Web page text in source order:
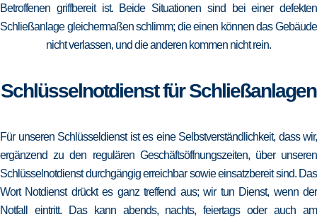
Betroffenen griffbereit ist. Beide Situationen sind bei einer defekten
Schließanlage gleichermaßen schlimm; die einen können das Gebäude
nicht verlassen, und die anderen kommen nicht rein.
Schlüsselnotdienst für Schließanlagen
Für unseren Schlüsseldienst ist es eine Selbstverständlichkeit, dass wir,
ergänzend zu den regulären Geschäftsöffnungszeiten, über unseren
Schlüsselnotdienst durchgängig erreichbar sowie einsatzbereit sind. Das
Wort Notdienst drückt es ganz treffend aus; wir tun Dienst, wenn der
Notfall eintritt. Das kann abends, nachts, feiertags oder auch am